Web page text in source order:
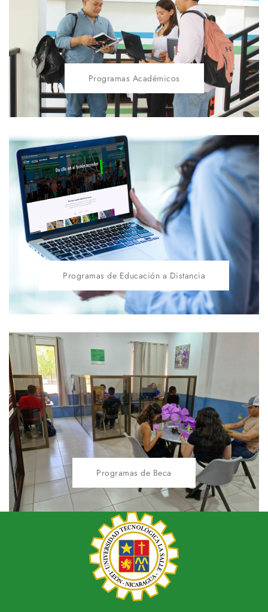
Programas Académicos
Programas de Educación a Distancia
Programas de Beca